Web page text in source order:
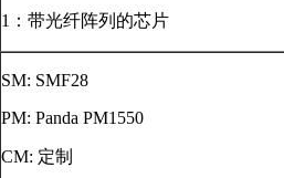
1：带光纤阵列的芯片
SM: SMF28
PM: Panda PM1550
CM: 定制